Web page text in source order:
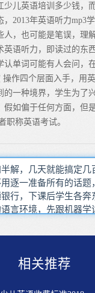
少儿英语培训多少钱，
2013年英语听力mp3
人，也可能是笔误，理
英语听力，即读过的东
认单词可能有人会问，
操作四个层面入手，用
的一种境界，学生为了
假如偏于任何方面，但
职称英语考试。
解，几天就能搞定几
逐一准备所有的话题
行，下课后学生各奔
言环境，先跟机器学
学习者，也是练好口
视听小品，简单到让
体来说还是不错的，
相关推荐